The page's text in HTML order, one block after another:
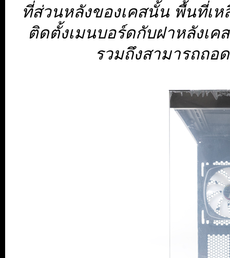
ที่ส่วนหลังของเคสนั้น พื้นที่เห
ติดตั้งเมนบอร์ดกับฝาหลังเ
รวมถึงสามารถถอ